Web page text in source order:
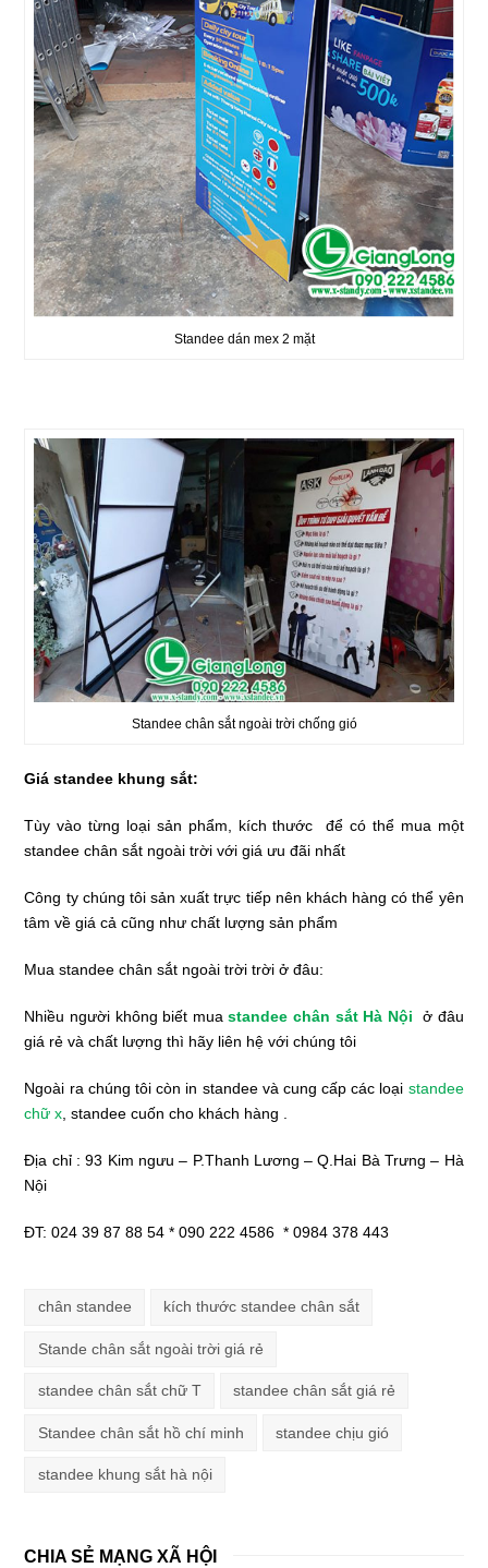
Standee dán mex 2 mặt
Standee chân sắt ngoài trời chống gió
Giá standee khung sắt:
Tùy vào từng loại sản phẩm, kích thước để có thể mua một
standee chân sắt ngoài trời với giá ưu đãi nhất
Công ty chúng tôi sản xuất trực tiếp nên khách hàng có thể yên
tâm về giá cả cũng như chất lượng sản phẩm
Mua standee chân sắt ngoài trời trời ở đâu:
Nhiều người không biết muastandee chân sắt Hà Nội
ở đâu
giá rẻ và chất lượng thì hãy liên hệ với chúng tôi
Ngoài ra chúng tôi còn in standee và cung cấp các loại standee
chữ x, standee cuốn cho khách hàng .
Địa chỉ : 93 Kim ngưu – P.Thanh Lương – Q.Hai Bà Trưng – Hà
Nội
ĐT: 024 39 87 88 54 * 090 222 4586 * 0984 378 443
chân standee kích thước standee chân sắt
Stande chân sắt ngoài trời giá rẻ
standee chân sắt chữ T standee chân sắt giá rẻ
Standee chân sắt hồ chí minh standee chịu gió
standee khung sắt hà nội
CHIA SẺ MẠNG XÃ HỘI